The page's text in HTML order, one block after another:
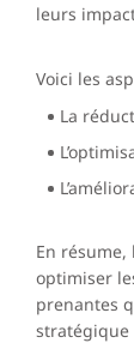
leurs
Voici les
La
En
optimiser
prenantes
stratégique